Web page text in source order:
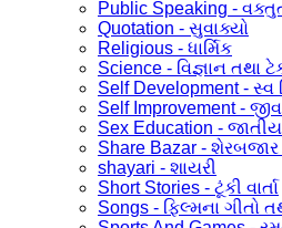
Public Speaking -
Quotation - સુવાક્યો
Religious - ધાર્મિક
Science - વિજ્ઞાન તથા
Self Development - સ્વ
Self Improvement -
Sex Education - જાતીય
Share Bazar - શેરબજાર
shayari - શાયરી
Short Stories - ટૂંકી વાર્તા
Songs - ફિલ્મના ગીતો